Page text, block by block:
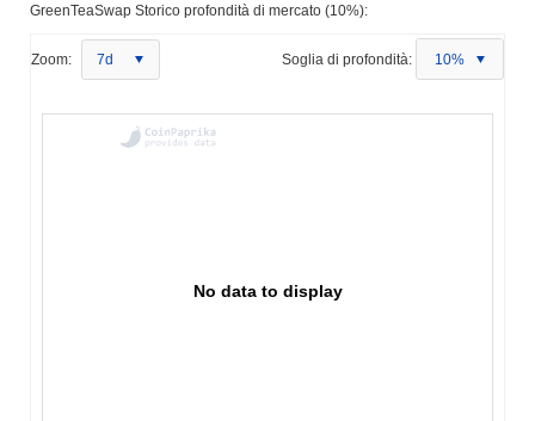
GreenTeaSwap Storico profondità di mercato (10%):
Zoom: 7d Soglia di profondità: 10%
No data to display